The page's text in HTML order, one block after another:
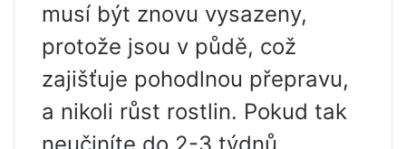
musí být znovu vysazeny,
protože jsou v půdě, což
zajišťuje pohodlnou přepravu,
a nikoli růst rostlin. Pokud tak